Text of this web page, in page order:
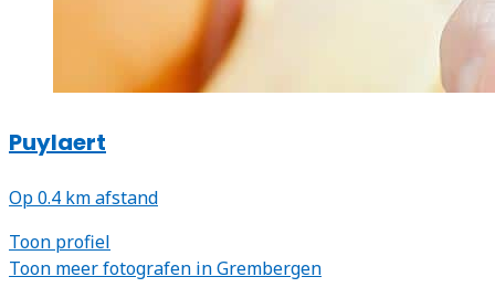
Puylaert
Op 0.4 km afstand
Toon profiel
Toon meer fotografen in Grembergen